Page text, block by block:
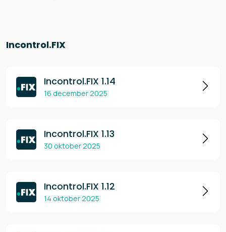
Incontrol.FIX
Incontrol.FIX 1.14
16 december 2025
Incontrol.FIX 1.13
30 oktober 2025
Incontrol.FIX 1.12
14 oktober 2025